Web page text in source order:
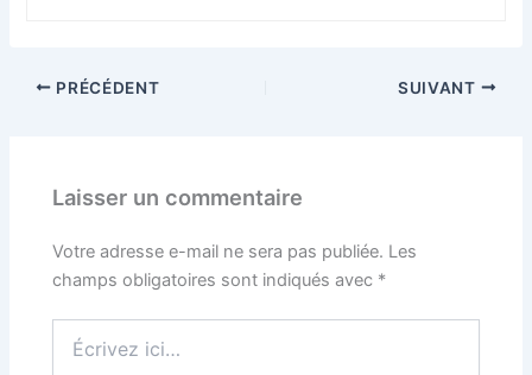
PRÉCÉDENT SUIVANT
Laisser un commentaire
Votre adresse e-mail ne sera pas publiée. Les
champs obligatoires sont indiqués avec *
ici…